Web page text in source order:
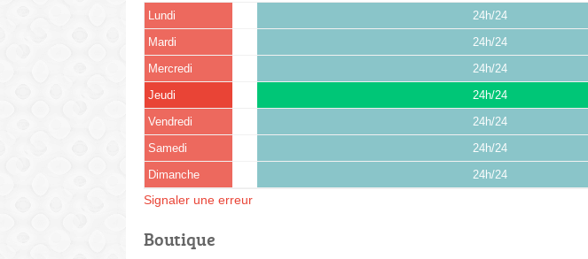
Lundi 24h/24
Mardi 24h/24
Mercredi 24h/24
Jeudi 24h/24
Vendredi 24h/24
Samedi 24h/24
Dimanche 24h/24
Signaler une erreur
Boutique